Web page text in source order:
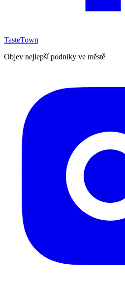
TasteTown
Objev nejlepší podniky ve městě